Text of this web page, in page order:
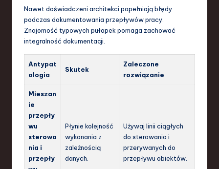
Nawet doświadczeni architekci popełniają błędy
podczas dokumentowania przepływów pracy.
Znajomość typowych pułapek pomaga zachować
integralność dokumentacji.
Antypat
ologia
Skutek
Zaleczone
rozwiązanie
Mieszan
ie
przepły
wu
sterowa
nia i
przepły
Płynie kolejność
wykonania z
zależnością
danych.
Używaj linii ciągłych
do sterowania i
przerywanych do
przepływu obiektów.